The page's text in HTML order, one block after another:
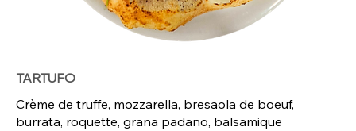
TARTUFO
Crème de truffe, mozzarella, bresaola de boeuf,
burrata, roquette, grana padano, balsamique